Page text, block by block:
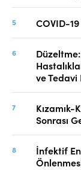
COVID-
ve
Kızamık-
Sonrası
İnfektif